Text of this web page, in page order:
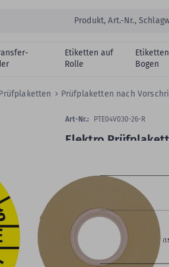
Etiketten auf
Rolle
Bogen
Prüfplaketten nach
Elektro
Elektro-Prüfplaketten,
mm, 2026-2031, 1.000 Stk.
Art-Nr.: PTE04V030-26-R
Klebstoff:
permanent
Anwendung:
Elektrotechnik
VE:
1.000 Plaketten auf